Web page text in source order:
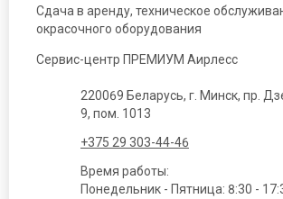
Сдача в аренду, техническое
окрасочного оборудования
Сервис-центр ПРЕМИУМ Аирлесс
220069 Беларусь, г. Минск, пр.
9, пом. 1013
+375 29 303-44-46
Время работы:
Понедельник - Пятница: 8:30 -